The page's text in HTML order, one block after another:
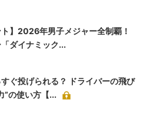
ト】2026年男子メジャー全制覇！
ダイナミック...
ぐ投げられる？ ドライバーの飛び
”の使い方【...